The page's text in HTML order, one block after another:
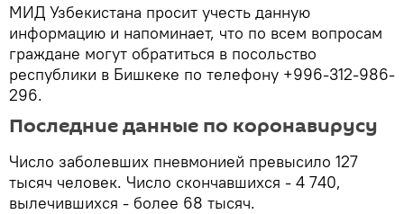
МИД Узбекистана просит учесть данную
информацию и напоминает, что по всем вопросам
граждане могут обратиться в посольство
республики в Бишкеке по телефону +996-312-986-
296.
Последние данные по коронавирусу
Число заболевших пневмонией превысило 127
тысяч человек. Число скончавшихся - 4 740,
вылечившихся - более 68 тысяч.